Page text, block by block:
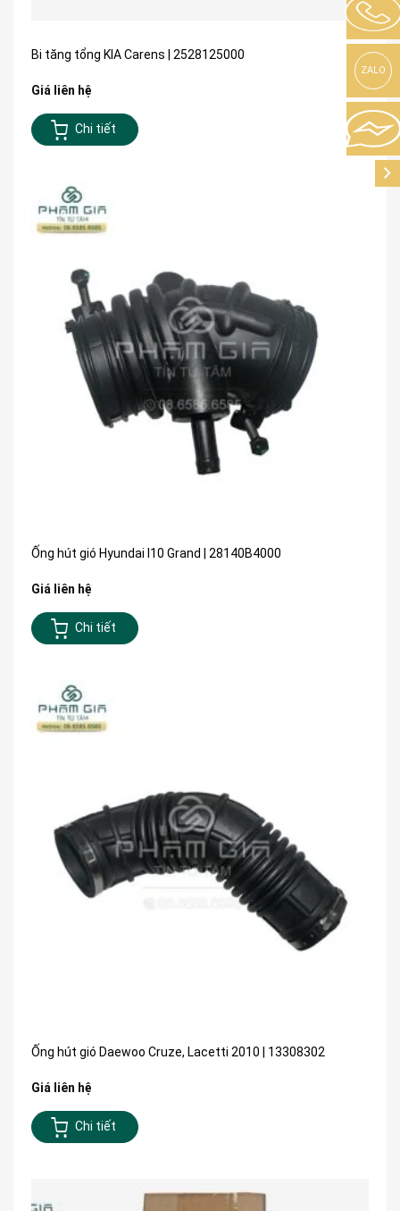
Bi tăng tổng KIA Carens | 2528125000
Giá liên hệ
Chi tiết
Ống hút gió Hyundai I10 Grand | 28140B4000
Giá liên hệ
Chi tiết
Ống hút gió Daewoo Cruze, Lacetti 2010 | 13308302
Giá liên hệ
Chi tiết
ZALO